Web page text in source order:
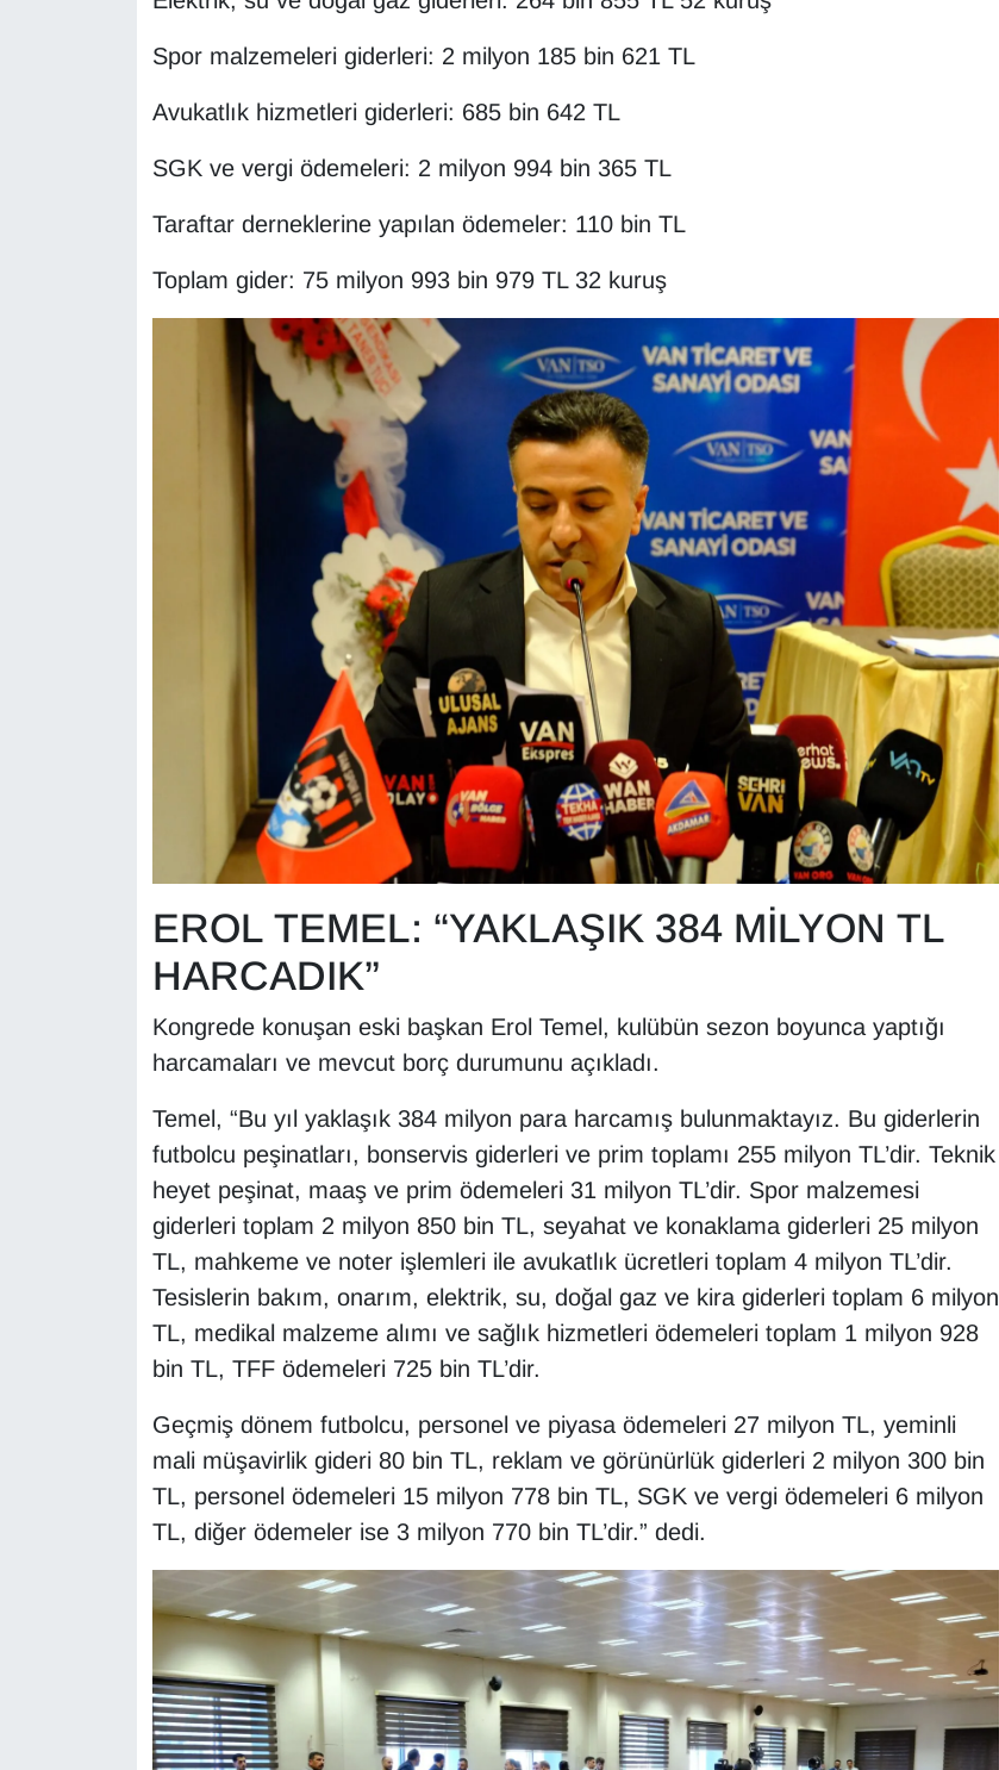
Spor malzemeleri giderleri: 2 milyon 185 bin 621 TL
Avukatlık hizmetleri giderleri: 685 bin 642 TL
SGK ve vergi ödemeleri: 2 milyon 994 bin 365 TL
Taraftar derneklerine yapılan ödemeler: 110 bin TL
Toplam gider: 75 milyon 993 bin 979 TL 32 kuruş
EROL TEMEL: “YAKLAŞIK 384 MİLYON TL
HARCADIK”
Kongrede konuşan eski başkan Erol Temel, kulübün sezon boyunca yaptığı
harcamaları ve mevcut borç durumunu açıkladı.
Temel, “Bu yıl yaklaşık 384 milyon para harcamış bulunmaktayız. Bu giderlerin
futbolcu peşinatları, bonservis giderleri ve prim toplamı 255 milyon TL’dir. Teknik
heyet peşinat, maaş ve prim ödemeleri 31 milyon TL’dir. Spor malzemesi
giderleri toplam 2 milyon 850 bin TL, seyahat ve konaklama giderleri 25 milyon
TL, mahkeme ve noter işlemleri ile avukatlık ücretleri toplam 4 milyon TL’dir.
Tesislerin bakım, onarım, elektrik, su, doğal gaz ve kira giderleri toplam 6 milyon
TL, medikal malzeme alımı ve sağlık hizmetleri ödemeleri toplam 1 milyon 928
bin TL, TFF ödemeleri 725 bin TL’dir.
Geçmiş dönem futbolcu, personel ve piyasa ödemeleri 27 milyon TL, yeminli
mali müşavirlik gideri 80 bin TL, reklam ve görünürlük giderleri 2 milyon 300 bin
TL, personel ödemeleri 15 milyon 778 bin TL, SGK ve vergi ödemeleri 6 milyon
TL, diğer ödemeler ise 3 milyon 770 bin TL’dir.” dedi.